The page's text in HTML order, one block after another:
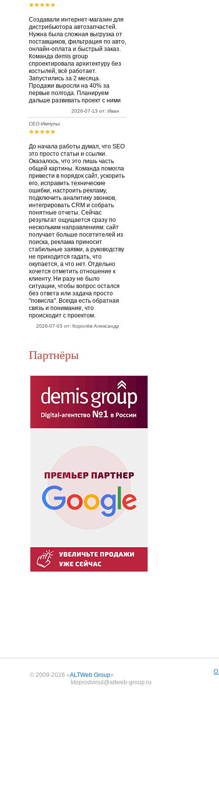
Создавали интернет-магазин для
дистрибьютора автозапчастей.
Нужна была сложная выгрузка от
поставщиков, фильтрация по авто,
онлайн-оплата и быстрый заказ.
Команда demis group
спроектировала архитектуру без
костылей, всё работает.
Запустились за 2 месяца.
Продажи выросли на 40% за
первые полгода. Планируем
дальше развивать проект с ними
2026-07-13 от: Иван
СЕО-Импульс
До начала работы думал, что SEO
это просто статьи и ссылки.
Оказалось, что это лишь часть
общей картины. Команда помогла
привести в порядок сайт, ускорить
его, исправить технические
ошибки, настроить рекламу,
подключить аналитику звонков,
интегрировать CRM и собрать
понятные отчеты. Сейчас
результат ощущается сразу по
нескольким направлениям: сайт
получает больше посетителей из
поиска, реклама приносит
стабильные заявки, а руководству
не приходится гадать, что
окупается, а что нет. Отдельно
хочется отметить отношение к
клиенту. Ни разу не было
ситуации, чтобы вопрос остался
без ответа или задача просто
"повисла". Всегда есть обратная
связь и понимание, что
происходит с проектом.
2026-07-03 от: Королёв Александр
Партнёры
© 2009-2026 «ALTWeb Group»
ktoprodvinul@altweb-group.ru
О